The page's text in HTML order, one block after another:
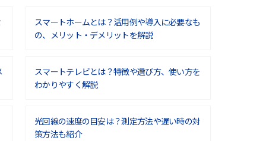
スマートホームとは？活用例や導入に必要なも
の、メリット・デメリットを解説
スマートテレビとは？特徴や選び方、使い方を
わかりやすく解説
光回線の速度の目安は？測定方法や遅い時の対
策方法も紹介